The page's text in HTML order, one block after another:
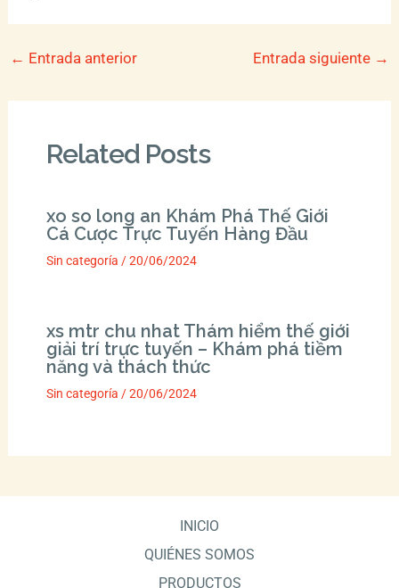
← Entrada anterior Entrada siguiente →
Related Posts
xo so long an Khám Phá Thế Giới
Cá Cược Trực Tuyến Hàng Đầu
Sin categoría /20/06/2024
xs mtr chu nhat Thám hiểm thế giới
giải trí trực tuyến – Khám phá tiềm
năng và thách thức
Sin categoría /20/06/2024
INICIO
QUIÉNES SOMOS
PRODUCTOS